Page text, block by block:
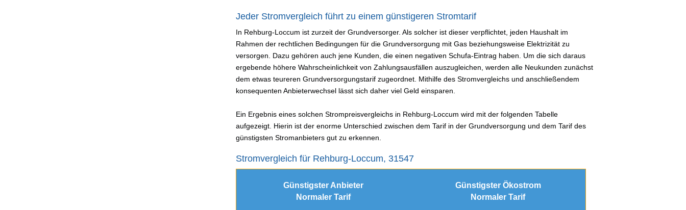
Jeder Stromvergleich führt zu einem günstigeren Stromtarif
In Rehburg-Loccum ist zurzeit der Grundversorger. Als solcher ist dieser verpflichtet, jeden Haushalt im
Rahmen der rechtlichen Bedingungen für die Grundversorgung mit Gas beziehungsweise Elektrizität zu
versorgen. Dazu gehören auch jene Kunden, die einen negativen Schufa-Eintrag haben. Um die sich daraus
ergebende höhere Wahrscheinlichkeit von Zahlungsausfällen auszugleichen, werden alle Neukunden zunächst
dem etwas teureren Grundversorgungstarif zugeordnet. Mithilfe des Stromvergleichs und anschließendem
konsequenten Anbieterwechsel lässt sich daher viel Geld einsparen.
Ein Ergebnis eines solchen Strompreisvergleichs in Rehburg-Loccum wird mit der folgenden Tabelle
aufgezeigt. Hierin ist der enorme Unterschied zwischen dem Tarif in der Grundversorgung und dem Tarif des
günstigsten Stromanbieters gut zu erkennen.
Stromvergleich für Rehburg-Loccum, 31547
Günstigster Anbieter
Normaler Tarif
Günstigster Ökostrom
Normaler Tarif